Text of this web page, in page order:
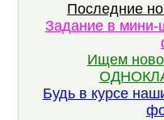
Последние
Задание в мини-
Ищем
Будь в курсе